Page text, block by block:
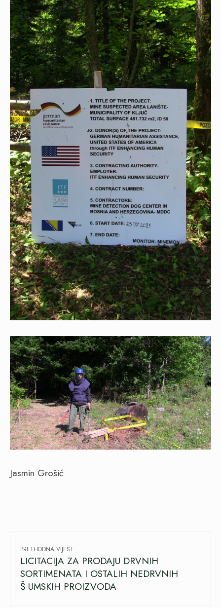
Jasmin Grošić
PRETHODNA VIJEST
LICITACIJA ZA PRODAJU DRVNIH
SORTIMENATA I OSTALIH NEDRVNIH
Š UMSKIH PROIZVODA